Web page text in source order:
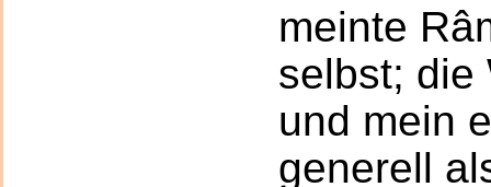
meinte
selbst; die
und mein
generell